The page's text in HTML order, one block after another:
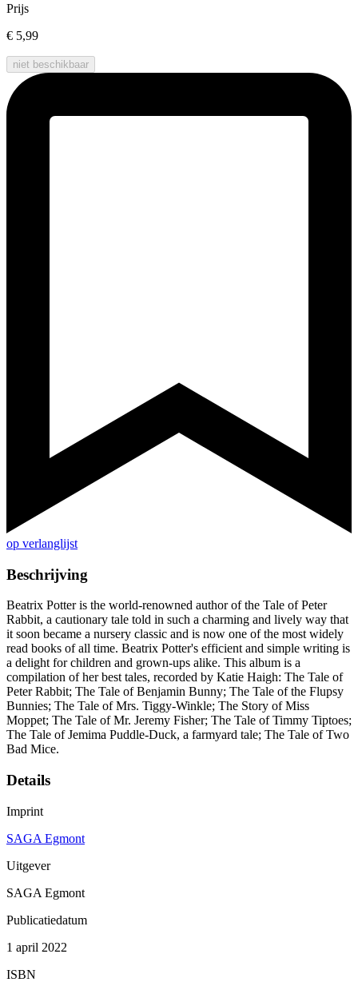
Prijs
€ 5,99
niet beschikbaar
op verlanglijst
Beschrijving
Beatrix Potter is the world-renowned author of the Tale of Peter
Rabbit, a cautionary tale told in such a charming and lively way that
it soon became a nursery classic and is now one of the most widely
read books of all time. Beatrix Potter's efficient and simple writing is
a delight for children and grown-ups alike. This album is a
compilation of her best tales, recorded by Katie Haigh: The Tale of
Peter Rabbit; The Tale of Benjamin Bunny; The Tale of the Flupsy
Bunnies; The Tale of Mrs. Tiggy-Winkle; The Story of Miss
Moppet; The Tale of Mr. Jeremy Fisher; The Tale of Timmy Tiptoes;
The Tale of Jemima Puddle-Duck, a farmyard tale; The Tale of Two
Bad Mice.
Details
Imprint
SAGA Egmont
Uitgever
SAGA Egmont
Publicatiedatum
1 april 2022
ISBN